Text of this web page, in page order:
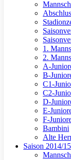
1.
2.
A-
B-
C1-
C2-
D-
E-
F-
Bambini
Alte
Saison 2014/15